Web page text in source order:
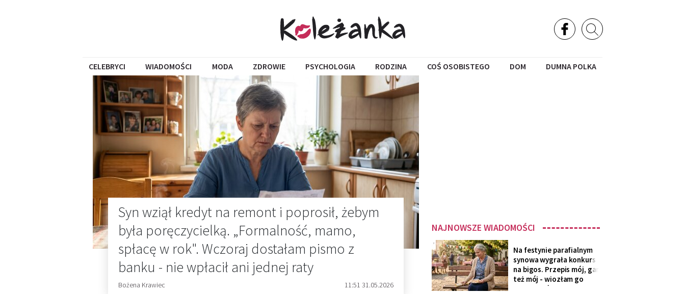
CELEBRYCI WIADOMOŚCI MODA ZDROWIE PSYCHOLOGIA RODZINA COŚ OSOBISTEGO DOM DUMNA POLKA
Syn wziął kredyt na remont i poprosił, żebym
była poręczycielką. „Formalność, mamo,
spłacę w rok". Wczoraj dostałam pismo z
banku - nie wpłacił ani jednej raty
Bożena Krawiec 11:51 31.05.2026
NAJNOWSZE WIADOMOŚCI
Na festynie parafialnym
synowa wygrała konkurs
na bigos. Przepis mój, gar
też mój - wiozłam go
rano taksówką, żeby się